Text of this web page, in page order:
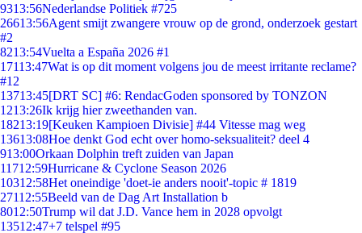
9313:56Nederlandse Politiek #725
26613:56Agent smijt zwangere vrouw op de grond, onderzoek gestart
#2
8213:54Vuelta a España 2026 #1
17113:47Wat is op dit moment volgens jou de meest irritante reclame?
#12
13713:45[DRT SC] #6: RendacGoden sponsored by TONZON
1213:26Ik krijg hier zweethanden van.
18213:19[Keuken Kampioen Divisie] #44 Vitesse mag weg
13613:08Hoe denkt God echt over homo-seksualiteit? deel 4
913:00Orkaan Dolphin treft zuiden van Japan
11712:59Hurricane & Cyclone Season 2026
10312:58Het oneindige 'doet-ie anders nooit'-topic # 1819
27112:55Beeld van de Dag Art Installation b
8012:50Trump wil dat J.D. Vance hem in 2028 opvolgt
13512:47+7 telspel #95